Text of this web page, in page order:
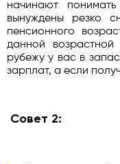
начинают
вынуждены резко
пенсионного
данной
рубежу у вас в
зарплат, а если
Совет 2: